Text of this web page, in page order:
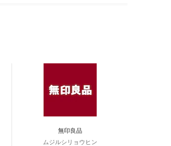
無印良品
ムジルシリョウヒン